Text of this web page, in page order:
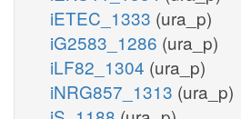
iETEC_1333 (ura_p)
iG2583_1286 (ura_p)
iLF82_1304 (ura_p)
iNRG857_1313 (ura_p)